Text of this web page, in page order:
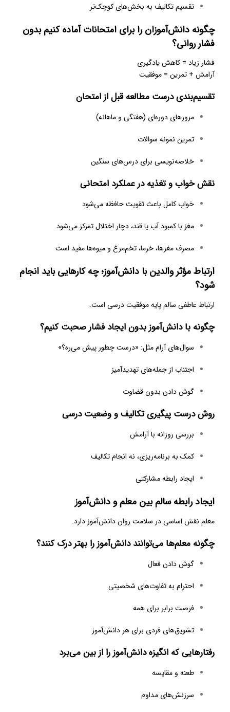
تقسیم تکالیف به بخش‌های کوچک‌تر
چگونه دانش‌آموزان را برای امتحانات آماده کنیم بدون
فشار روانی؟
فشار زیاد = کاهش یادگیری
آرامش + تمرین = موفقیت
تقسیم‌بندی درست مطالعه قبل از امتحان
مرورهای دوره‌ای (هفتگی و ماهانه)
تمرین نمونه سوالات
خلاصه‌نویسی برای درس‌های سنگین
نقش خواب و تغذیه در عملکرد امتحانی
خواب کامل باعث تقویت حافظه می‌شود
مغز با کمبود آب یا قند، دچار اختلال تمرکز می‌شود
مصرف مغزها، خرما، تخم‌مرغ و میوه‌ها مفید است
ارتباط مؤثر والدین با دانش‌آموز؛ چه کارهایی باید انجام
شود؟
ارتباط عاطفی سالم پایه موفقیت درسی است.
چگونه با دانش‌آموز بدون ایجاد فشار صحبت کنیم؟
سوال‌های آرام مثل: «درست چطور پیش می‌ره؟»
اجتناب از جمله‌های تهدیدآمیز
گوش دادن بدون قضاوت
روش درست پیگیری تکالیف و وضعیت درسی
بررسی روزانه با آرامش
کمک به برنامه‌ریزی، نه انجام تکالیف
ایجاد رابطه مشارکتی
ایجاد رابطه سالم بین معلم و دانش‌آموز
معلم نقش اساسی در سلامت روان دانش‌آموز دارد.
چگونه معلم‌ها می‌توانند دانش‌آموز را بهتر درک کنند؟
گوش دادن فعال
احترام به تفاوت‌های شخصیتی
فرصت برابر برای همه
تشویق‌های فردی برای هر دانش‌آموز
رفتارهایی که انگیزه دانش‌آموز را از بین می‌برد
طعنه و مقایسه
سرزنش‌های مداوم